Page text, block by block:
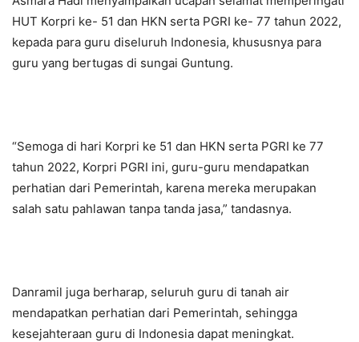
HUT Korpri ke- 51 dan HKN serta PGRI ke- 77 tahun 2022,
kepada para guru diseluruh Indonesia, khususnya para
guru yang bertugas di sungai Guntung.
“Semoga di hari Korpri ke 51 dan HKN serta PGRI ke 77
tahun 2022, Korpri PGRI ini, guru-guru mendapatkan
perhatian dari Pemerintah, karena mereka merupakan
salah satu pahlawan tanpa tanda jasa,” tandasnya.
Danramil juga berharap, seluruh guru di tanah air
mendapatkan perhatian dari Pemerintah, sehingga
kesejahteraan guru di Indonesia dapat meningkat.